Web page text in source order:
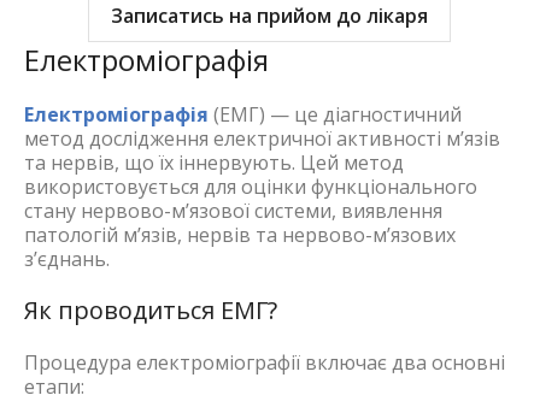
Записатись на прийом до лікаря
Електроміографія
Електроміографія (ЕМГ) — це діагностичний
метод дослідження електричної активності м’язів
та нервів, що їх іннервують. Цей метод
використовується для оцінки функціонального
стану нервово-м’язової системи, виявлення
патологій м’язів, нервів та нервово-м’язових
з’єднань.
Як проводиться ЕМГ?
Процедура електроміографії включає два основні
етапи: